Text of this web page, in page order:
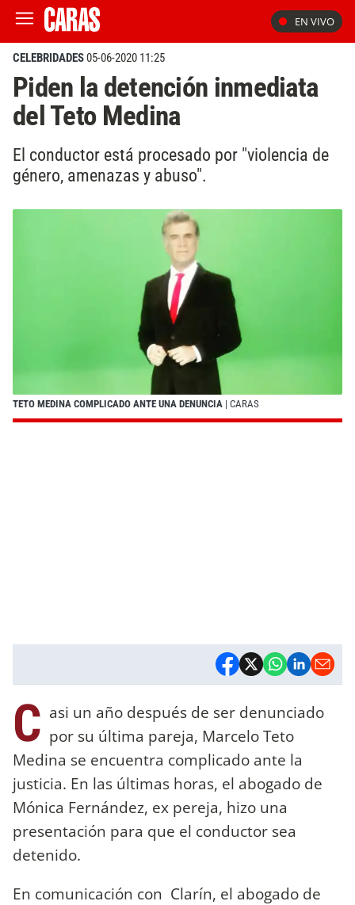
EN VIVO
CELEBRIDADES05-06-2020 11:25
Piden la detención inmediata
del Teto Medina
El conductor está procesado por "violencia de
género, amenazas y abuso".
TETO MEDINA COMPLICADO ANTE UNA DENUNCIA | CARAS
C asi un año después de ser denunciado
por su última pareja, Marcelo Teto
Medina se encuentra complicado ante la
justicia. En las últimas horas, el abogado de
Mónica Fernández, ex pereja, hizo una
presentación para que el conductor sea
detenido.
En comunicación con Clarín, el abogado de